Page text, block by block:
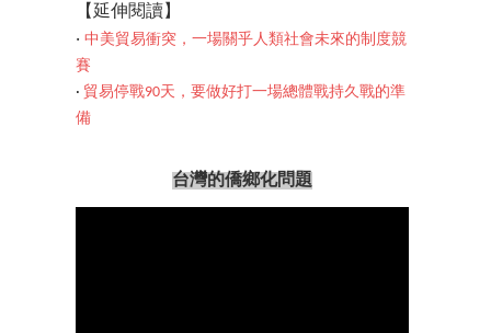
【延伸閱讀】
‧ 中美貿易衝突，一場關乎人類社會未來的制度競
賽
‧ 貿易停戰90天，要做好打一場總體戰持久戰的準
備
台灣的僑鄉化問題